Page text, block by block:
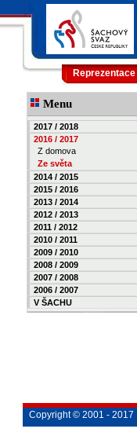
Reprezentace
Menu
2017 / 2018
2016 / 2017
Z domova
Ze světa
2014 / 2015
2015 / 2016
2013 / 2014
2012 / 2013
2011 / 2012
2010 / 2011
2009 / 2010
2008 / 2009
2007 / 2008
2006 / 2007
V ŠACHU
Copyright © 2001 - 2017